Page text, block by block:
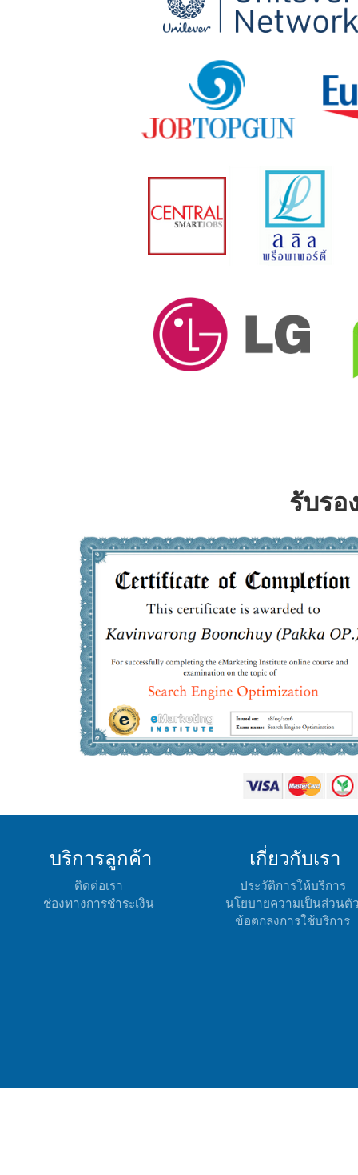
รับร
บริการลูกค้า
ติดต่อเรา
ช่องทางการชำระเงิน
เกี่ยวกับเรา
ประวัติการให้บริการ
นโยบายความเป็นส่วนตั
ข้อตกลงการใช้บริการ